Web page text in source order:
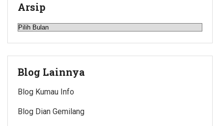
Arsip
Arsip
Blog Lainnya
Blog Kumau Info
Blog Dian Gemilang